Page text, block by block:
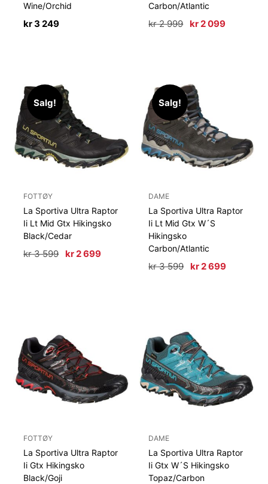
Wine/Orchid
kr3 249
Carbon/Atlantic
kr2 999 Opprinnelig
kr2 099
Salg!
FOTTØY
La Sportiva Ultra Raptor
Ii Lt Mid Gtx Hikingsko
Black/Cedar
kr3 599 Opprinnelig
kr2 699Nåværende
Salg!
DAME
La Sportiva Ultra Raptor
Ii Lt Mid Gtx W´S
Hikingsko
Carbon/Atlantic
kr3 599 Opprinnelig
kr2 699
FOTTØY
La Sportiva Ultra Raptor
Ii Gtx Hikingsko
Black/Goji
DAME
La Sportiva Ultra Raptor
Ii Gtx W´S Hikingsko
Topaz/Carbon